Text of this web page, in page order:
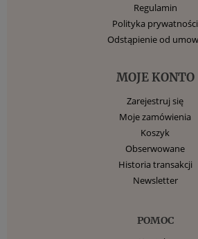
Regulamin
Polityka prywatności
Odstąpienie od
MOJE KONTO
Zarejestruj się
Moje zamówienia
Koszyk
Obserwowane
Historia transakcji
Newsletter
POMOC